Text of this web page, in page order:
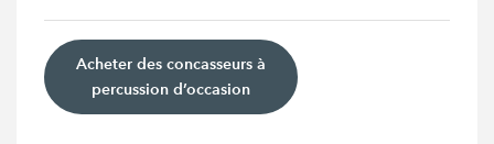
Acheter des concasseurs à
percussion d’occasion